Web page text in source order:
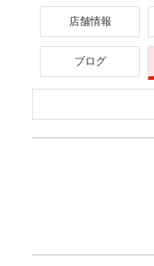
店舗情報
ブログ